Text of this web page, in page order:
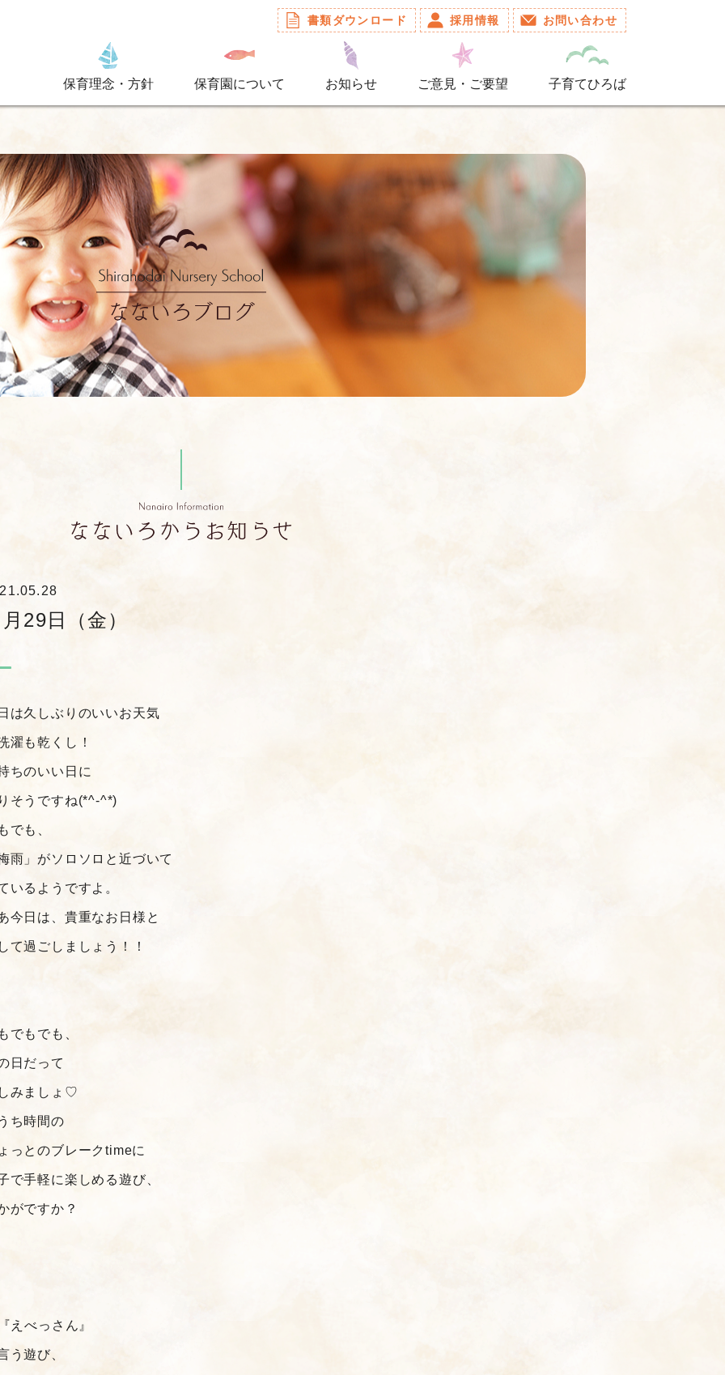
保育理念・方針 保育園について お知らせ ご意見・ご要望 子育てひろば
書類ダウンロード 採用情報 お問い合わせ
29日（金）
は久しぶりのいいお天気
濯も乾くし！
ちのいい日に
そうですね(*^-^*)
でも、
雨」がソロソロと近づいて
いるようですよ。
今日は、貴重なお日様と
て過ごしましょう！！
でもでも、
日だって
みましょ♡
ち時間の
っとのブレークtimeに
で手軽に楽しめる遊び、
がですか？
えべっさん』
う遊び、